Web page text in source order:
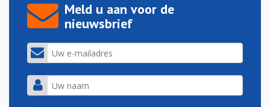
Meld u aan voor de
nieuwsbrief